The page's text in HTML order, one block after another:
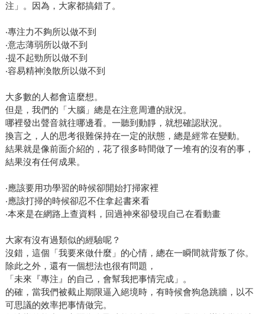
注」。因為，大家都搞錯了。
‧專注力不夠所以做不到
‧意志薄弱所以做不到
‧提不起勁所以做不到
‧容易精神渙散所以做不到
大多數的人都會這麼想。
但是，我們的「大腦」總是在注意周遭的狀況。
哪裡發出聲音就往哪邊看。一聽到動靜，就想確認狀況。
換言之，人的思考很難保持在一定的狀態，總是經常在變動。
結果就是像前面介紹的，花了很多時間做了一堆有的沒有的事，
結果沒有任何成果。
‧應該要用功學習的時候卻開始打掃家裡
‧應該打掃的時候卻忍不住拿起書來看
‧本來是在網路上查資料，回過神來卻發現自己在看動畫
大家有沒有過類似的經驗呢？
沒錯，這個「我要來做什麼」的心情，總在一瞬間就背叛了你。
除此之外，還有一個想法也很有問題，
「未來『專注』的自己，會幫我把事情完成」。
的確，當我們被截止期限逼入絕境時，有時候會狗急跳牆，以不
可思議的效率把事情做完。